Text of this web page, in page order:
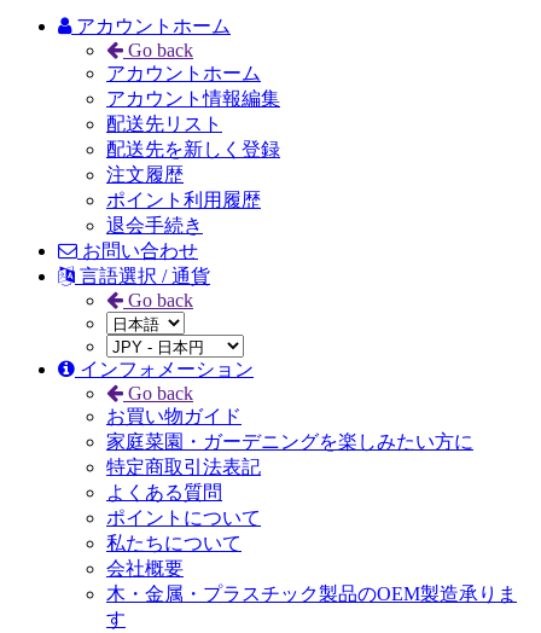
アカウントホーム
Go back
アカウントホーム
アカウント情報編集
配送先リスト
配送先を新しく登録
注文履歴
ポイント利用履歴
退会手続き
お問い合わせ
言語選択 / 通貨
Go back
インフォメーション
Go back
お買い物ガイド
家庭菜園・ガーデニングを楽しみたい方に
特定商取引法表記
よくある質問
ポイントについて
私たちについて
会社概要
木・金属・プラスチック製品のOEM製造承りま
す